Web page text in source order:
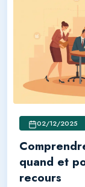
02/12/2025
quand et
recours